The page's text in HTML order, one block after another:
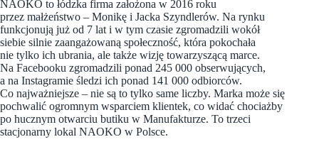
NAOKO to łódzka firma założona w 2016 roku
przez małżeństwo – Monikę i Jacka Szyndlerów. Na rynku
funkcjonują już od 7 lat i w tym czasie zgromadzili wokół
siebie silnie zaangażowaną społeczność, która pokochała
nie tylko ich ubrania, ale także wizję towarzyszącą marce.
Na Facebooku zgromadzili ponad 245 000 obserwujących,
a na Instagramie śledzi ich ponad 141 000 odbiorców.
Co najważniejsze – nie są to tylko same liczby. Marka może się
pochwalić ogromnym wsparciem klientek, co widać chociażby
po hucznym otwarciu butiku w Manufakturze. To trzeci
stacjonarny lokal NAOKO w Polsce.